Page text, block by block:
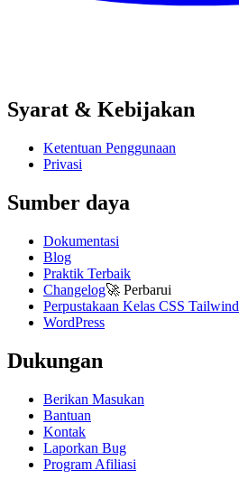
Syarat & Kebijakan
Ketentuan Penggunaan
Privasi
Sumber daya
Dokumentasi
Blog
Praktik Terbaik
Changelog🚀 Perbarui
Perpustakaan Kelas CSS Tailwind
WordPress
Dukungan
Berikan Masukan
Bantuan
Kontak
Laporkan Bug
Program Afiliasi